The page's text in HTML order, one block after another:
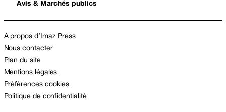
Avis & Marchés publics
A propos d’Imaz Press
Nous contacter
Plan du site
Mentions légales
Préférences cookies
Politique de confidentialité